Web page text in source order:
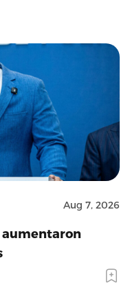
Aug 7, 2026
aumentaron